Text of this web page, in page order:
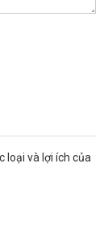
loại và lợi ích của